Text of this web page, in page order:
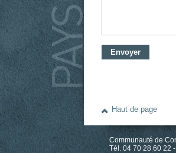
Haut de page
Communauté de
Tél. 04 70 28 60 22